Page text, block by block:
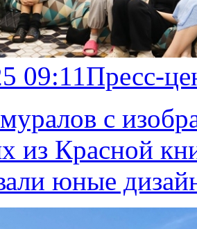
09:11Пресс-
с
из Красной
юные